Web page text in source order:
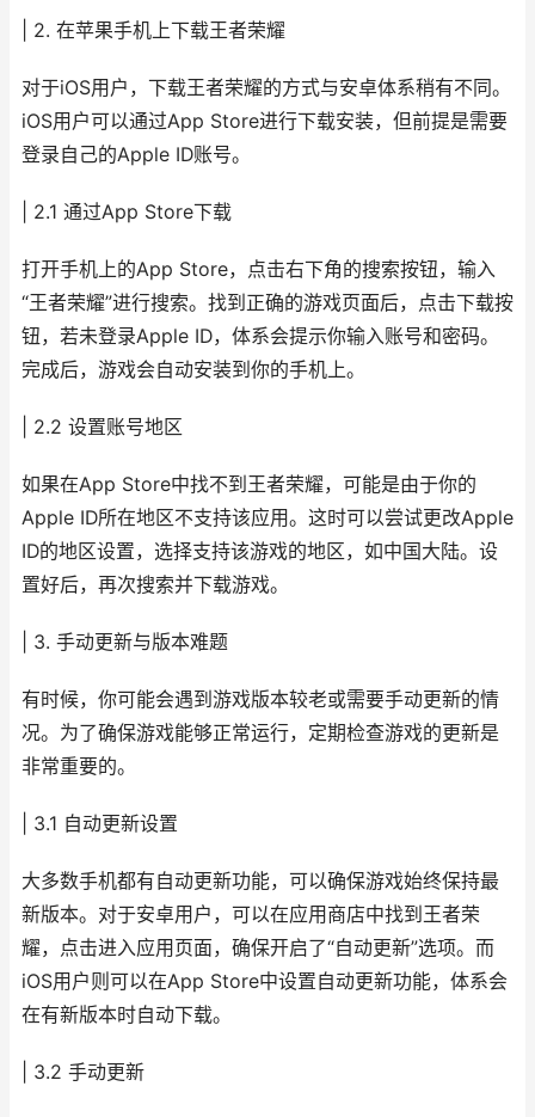
| 2. 在苹果手机上下载王者荣耀
对于iOS用户，下载王者荣耀的方式与安卓体系稍有不同。
iOS用户可以通过App Store进行下载安装，但前提是需要
登录自己的Apple ID账号。
| 2.1 通过App Store下载
打开手机上的App Store，点击右下角的搜索按钮，输入
“王者荣耀”进行搜索。找到正确的游戏页面后，点击下载按
钮，若未登录Apple ID，体系会提示你输入账号和密码。
完成后，游戏会自动安装到你的手机上。
| 2.2 设置账号地区
如果在App Store中找不到王者荣耀，可能是由于你的
Apple ID所在地区不支持该应用。这时可以尝试更改Apple
ID的地区设置，选择支持该游戏的地区，如中国大陆。设
置好后，再次搜索并下载游戏。
| 3. 手动更新与版本难题
有时候，你可能会遇到游戏版本较老或需要手动更新的情
况。为了确保游戏能够正常运行，定期检查游戏的更新是
非常重要的。
| 3.1 自动更新设置
大多数手机都有自动更新功能，可以确保游戏始终保持最
新版本。对于安卓用户，可以在应用商店中找到王者荣
耀，点击进入应用页面，确保开启了“自动更新”选项。而
iOS用户则可以在App Store中设置自动更新功能，体系会
在有新版本时自动下载。
| 3.2 手动更新